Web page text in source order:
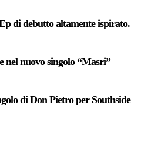
di debutto altamente ispirato.
nuovo singolo “Masri”
di Don Pietro per Southside